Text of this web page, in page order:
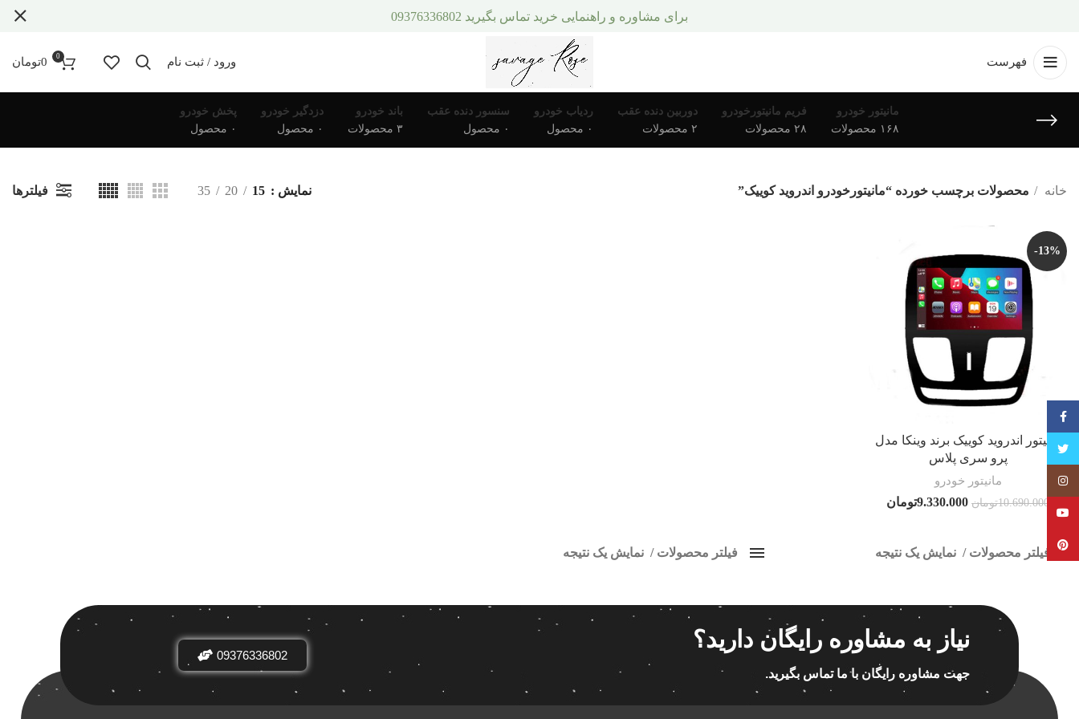
فهرست ورود / ثبت نام 0
0تومان
مانیتور خودرو
۱۶۸ محصولات
فریم مانیتورخودرو
۲۸ محصولات
دوربین دنده عقب
۲ محصولات
ردیاب خودرو
۰ محصول
سنسور دنده عقب
۰ محصول
باند خودرو
۳ محصولات
دزدگیر خودرو
۰ محصول
پخش خودرو
۰ محصول
خانه محصولات برچسب خورده “مانیتورخودرو اندروید کوییک” نمایش 15
20
35 فیلترها
-13%
مانیتور اندروید کوییک برند وینکا مدل
پرو سری پلاس
مانیتور خودرو
10.690.000تومان 9.330.000تومان
فیلتر محصولات
نمایش یک نتیجه
فقط نمایش محصولات فروش فقط موجود در انبار
فیلتر محصولات نمایش یک نتیجه
قیمت گذاری مرتب سازی بر اساس
محبوبیت
نیاز به مشاوره رایگان دارید؟
جهت مشاوره رایگان با ما تماس بگیرید.
09376336802
برای مشاوره و راهنمایی خرید تماس بگیرید 09376336802
تویتر
Instagram
Pinterest